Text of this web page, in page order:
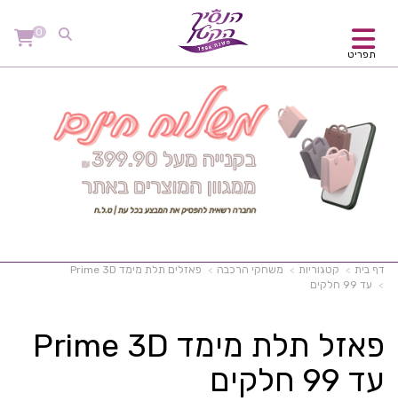
תפריט
0
דף בית קטגוריות משחקי הרכבה
פאזלים תלת מימד Prime 3D
עד 99 חלקים
פאזל תלת מימד Prime 3D
עד 99 חלקים